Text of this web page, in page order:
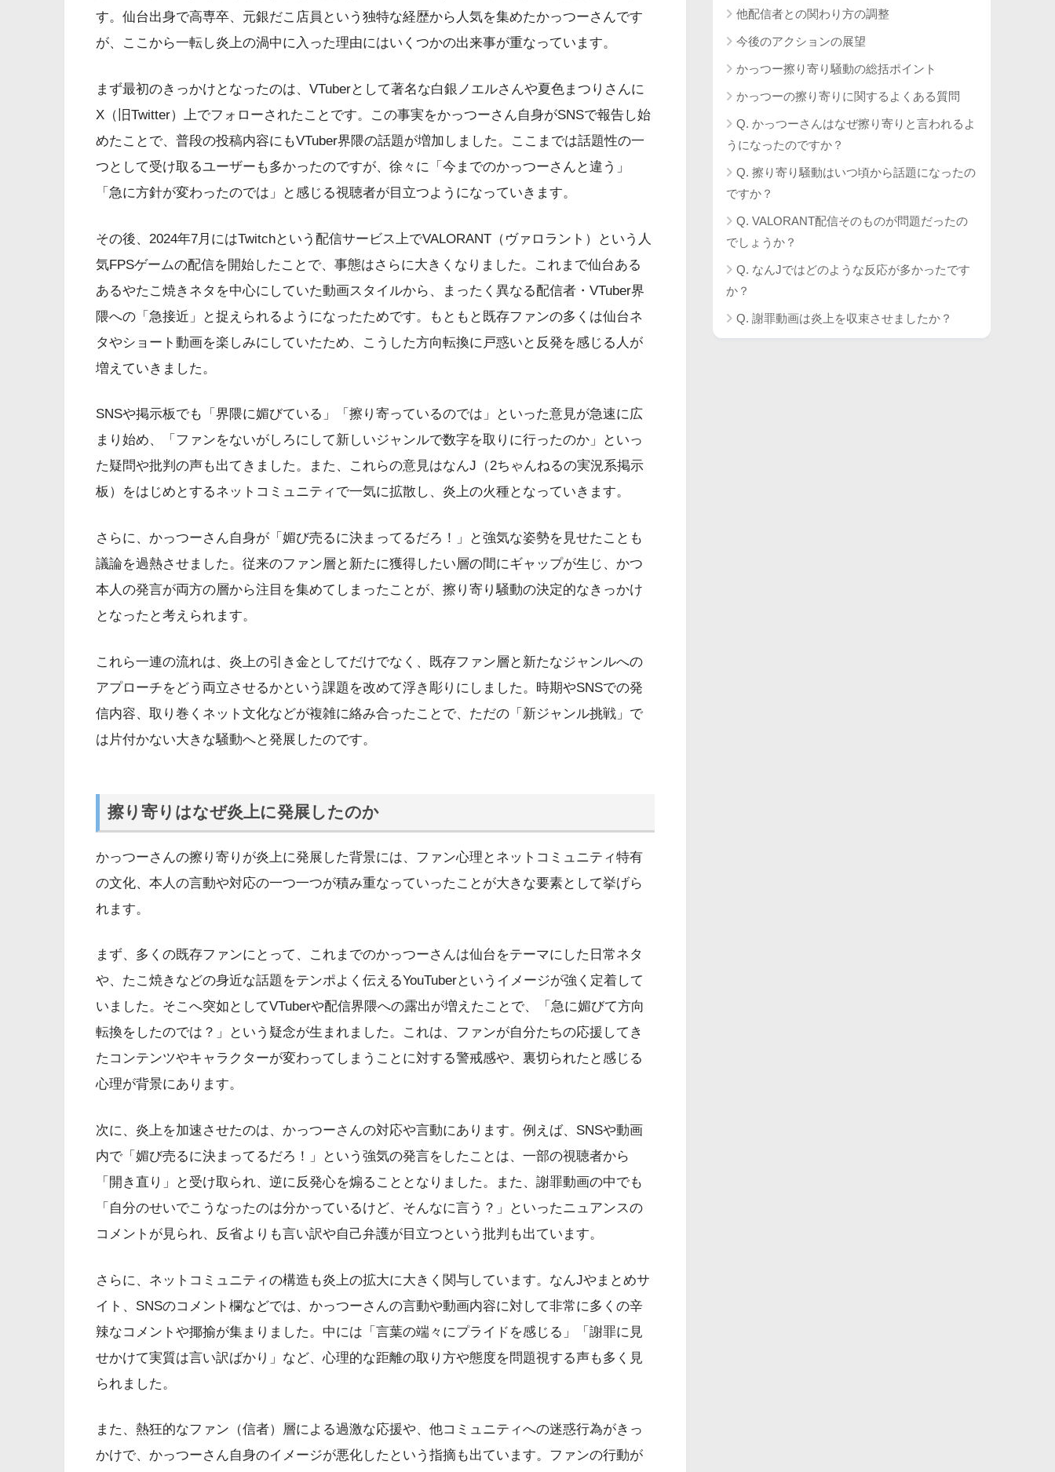
す。仙台出身で高専卒、元銀だこ店員という独特な経歴から人気を集めたかっつーさんです
が、ここから一転し炎上の渦中に入った理由にはいくつかの出来事が重なっています。
まず最初のきっかけとなったのは、VTuberとして著名な白銀ノエルさんや夏色まつりさんに
X（旧Twitter）上でフォローされたことです。この事実をかっつーさん自身がSNSで報告し始
めたことで、普段の投稿内容にもVTuber界隈の話題が増加しました。ここまでは話題性の一
つとして受け取るユーザーも多かったのですが、徐々に「今までのかっつーさんと違う」
「急に方針が変わったのでは」と感じる視聴者が目立つようになっていきます。
その後、2024年7月にはTwitchという配信サービス上でVALORANT（ヴァロラント）という人
気FPSゲームの配信を開始したことで、事態はさらに大きくなりました。これまで仙台ある
あるやたこ焼きネタを中心にしていた動画スタイルから、まったく異なる配信者・VTuber界
隈への「急接近」と捉えられるようになったためです。もともと既存ファンの多くは仙台ネ
タやショート動画を楽しみにしていたため、こうした方向転換に戸惑いと反発を感じる人が
増えていきました。
SNSや掲示板でも「界隈に媚びている」「擦り寄っているのでは」といった意見が急速に広
まり始め、「ファンをないがしろにして新しいジャンルで数字を取りに行ったのか」といっ
た疑問や批判の声も出てきました。また、これらの意見はなんJ（2ちゃんねるの実況系掲示
板）をはじめとするネットコミュニティで一気に拡散し、炎上の火種となっていきます。
さらに、かっつーさん自身が「媚び売るに決まってるだろ！」と強気な姿勢を見せたことも
議論を過熱させました。従来のファン層と新たに獲得したい層の間にギャップが生じ、かつ
本人の発言が両方の層から注目を集めてしまったことが、擦り寄り騒動の決定的なきっかけ
となったと考えられます。
これら一連の流れは、炎上の引き金としてだけでなく、既存ファン層と新たなジャンルへの
アプローチをどう両立させるかという課題を改めて浮き彫りにしました。時期やSNSでの発
信内容、取り巻くネット文化などが複雑に絡み合ったことで、ただの「新ジャンル挑戦」で
は片付かない大きな騒動へと発展したのです。
擦り寄りはなぜ炎上に発展したのか
かっつーさんの擦り寄りが炎上に発展した背景には、ファン心理とネットコミュニティ特有
の文化、本人の言動や対応の一つ一つが積み重なっていったことが大きな要素として挙げら
れます。
まず、多くの既存ファンにとって、これまでのかっつーさんは仙台をテーマにした日常ネタ
や、たこ焼きなどの身近な話題をテンポよく伝えるYouTuberというイメージが強く定着して
いました。そこへ突如としてVTuberや配信界隈への露出が増えたことで、「急に媚びて方向
転換をしたのでは？」という疑念が生まれました。これは、ファンが自分たちの応援してき
たコンテンツやキャラクターが変わってしまうことに対する警戒感や、裏切られたと感じる
心理が背景にあります。
次に、炎上を加速させたのは、かっつーさんの対応や言動にあります。例えば、SNSや動画
内で「媚び売るに決まってるだろ！」という強気の発言をしたことは、一部の視聴者から
「開き直り」と受け取られ、逆に反発心を煽ることとなりました。また、謝罪動画の中でも
「自分のせいでこうなったのは分かっているけど、そんなに言う？」といったニュアンスの
コメントが見られ、反省よりも言い訳や自己弁護が目立つという批判も出ています。
さらに、ネットコミュニティの構造も炎上の拡大に大きく関与しています。なんJやまとめサ
イト、SNSのコメント欄などでは、かっつーさんの言動や動画内容に対して非常に多くの辛
辣なコメントや揶揄が集まりました。中には「言葉の端々にプライドを感じる」「謝罪に見
せかけて実質は言い訳ばかり」など、心理的な距離の取り方や態度を問題視する声も多く見
られました。
また、熱狂的なファン（信者）層による過激な応援や、他コミュニティへの迷惑行為がきっ
かけで、かっつーさん自身のイメージが悪化したという指摘も出ています。ファンの行動が
他配信者との関わり方の調整
今後のアクションの展望
かっつー擦り寄り騒動の総括ポイント
かっつーの擦り寄りに関するよくある質問
Q. かっつーさんはなぜ擦り寄りと言われるよ
うになったのですか？
Q. 擦り寄り騒動はいつ頃から話題になったの
ですか？
Q. VALORANT配信そのものが問題だったの
でしょうか？
Q. なんJではどのような反応が多かったです
か？
Q. 謝罪動画は炎上を収束させましたか？